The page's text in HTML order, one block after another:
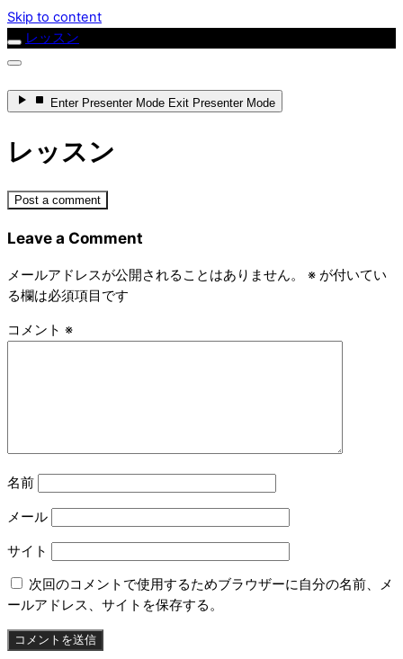
Skip to content
レッスン
Enter Presenter Mode Exit Presenter Mode
レッスン
Post a comment
Leave a Comment
メールアドレスが公開されることはありません。 ※ が付いてい
る欄は必須項目です
コメント ※
名前
メール
サイト
次回のコメントで使用するためブラウザーに自分の名前、メ
ールアドレス、サイトを保存する。